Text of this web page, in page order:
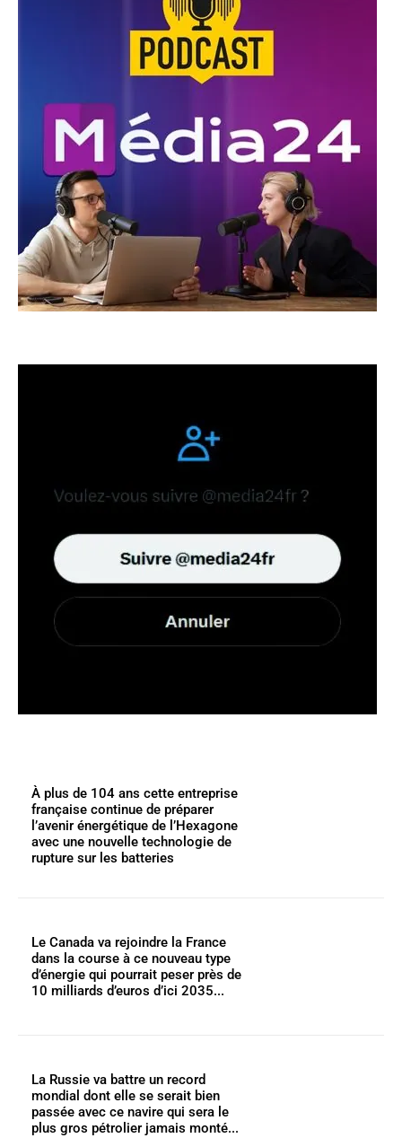
À plus de 104 ans cette entreprise
française continue de préparer
l’avenir énergétique de l’Hexagone
avec une nouvelle technologie de
rupture sur les batteries
Le Canada va rejoindre la France
dans la course à ce nouveau type
d’énergie qui pourrait peser près de
10 milliards d’euros d’ici 2035...
La Russie va battre un record
mondial dont elle se serait bien
passée avec ce navire qui sera le
plus gros pétrolier jamais monté...